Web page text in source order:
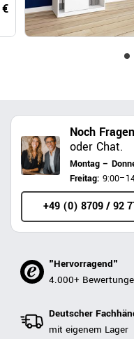
Noch
oder Chat.
Montag –
Freitag:
+49 (0) 8709 / 92
"Hervorragend"
4.000+
Deutscher
mit eigenem Lager